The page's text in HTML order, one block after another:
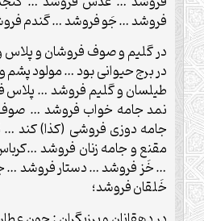
فروشد … جَو فروشد … گندم
در گليم و صوف فروشان و
در برج حيوانى بود … مولود
طيلسان و گليم فروشد …
نمد جامه خواب فروشد …
جامه دوزى فروشى (كذا) كند
مقنع و جامه زنان فروشد
… خَز فروشد … دستار فروشد …
خَلقان فروشد؛